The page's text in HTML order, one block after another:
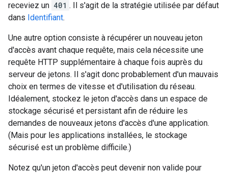
receviez un 401 . Il s'agit de la stratégie utilisée par défaut
dans Identifiant.
Une autre option consiste à récupérer un nouveau jeton
d'accès avant chaque requête, mais cela nécessite une
requête HTTP supplémentaire à chaque fois auprès du
serveur de jetons. Il s'agit donc probablement d'un mauvais
choix en termes de vitesse et d'utilisation du réseau.
Idéalement, stockez le jeton d'accès dans un espace de
stockage sécurisé et persistant afin de réduire les
demandes de nouveaux jetons d'accès d'une application.
(Mais pour les applications installées, le stockage
sécurisé est un problème difficile.)
Notez qu'un jeton d'accès peut devenir non valide pour